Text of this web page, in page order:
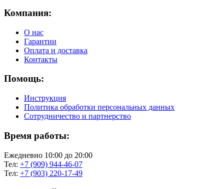
Компания:
О нас
Гарантии
Оплата и доставка
Контакты
Помощь:
Инструкция
Политика обработки персональных данных
Сотрудничество и партнерство
Время работы:
Ежедневно 10:00 до 20:00
Тел: +7 (909) 944-46-07
Тел: +7 (903) 220-17-49